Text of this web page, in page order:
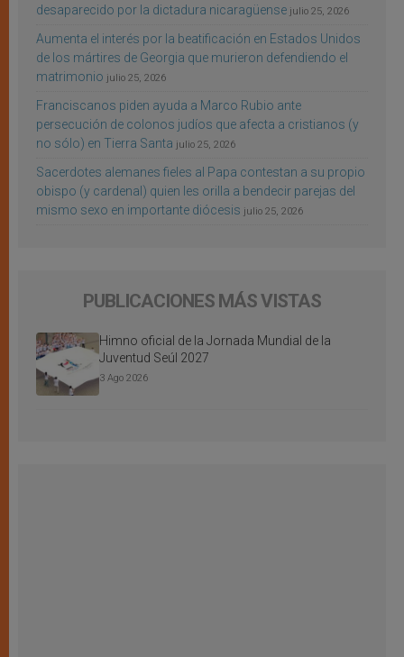
desaparecido por la dictadura nicaragüense julio 25, 2026
Aumenta el interés por la beatificación en Estados Unidos
de los mártires de Georgia que murieron defendiendo el
matrimonio julio 25, 2026
Franciscanos piden ayuda a Marco Rubio ante
persecución de colonos judíos que afecta a cristianos (y
no sólo) en Tierra Santa julio 25, 2026
Sacerdotes alemanes fieles al Papa contestan a su propio
obispo (y cardenal) quien les orilla a bendecir parejas del
mismo sexo en importante diócesis julio 25, 2026
PUBLICACIONES MÁS VISTAS
Himno oficial de la Jornada Mundial de la
Juventud Seúl 2027
3 Ago 2026